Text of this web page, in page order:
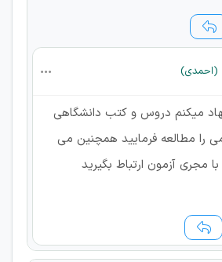
(احمدی)
میکنم دروس و کتب دانشگاهی
را مطالعه فرمایید همچنین می
با مجری آزمون ارتباط بگیرید